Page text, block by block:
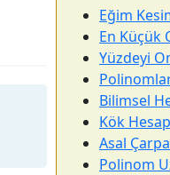
Eğim
En Küçük
Yüzdeyi
Bilimsel
Kök
Asal
Polinom